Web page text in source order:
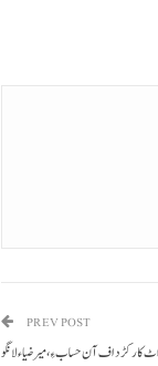
PREV POST
کارکڑد اف آن حساب ءِ، میر ضیاء لانگو